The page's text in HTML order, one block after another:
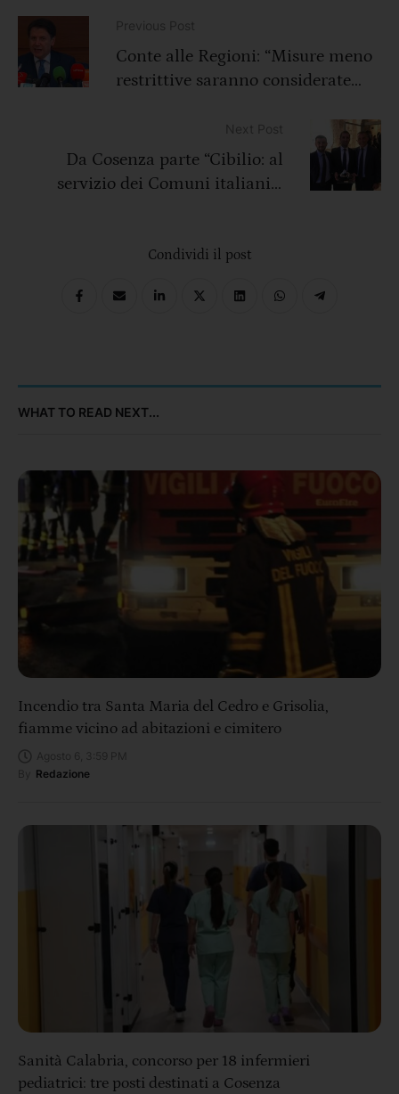
Conte alle Regioni: “Misure meno
restrittive saranno considerate
Da Cosenza parte “Cibilio: al
servizio dei Comuni italiani e
Condividi il post
WHAT TO READ NEXT...
Incendio tra Santa Maria del Cedro e Grisolia,
fiamme vicino ad abitazioni e cimitero
Redazione
Sanità Calabria, concorso per 18 infermieri
pediatrici: tre posti destinati a Cosenza